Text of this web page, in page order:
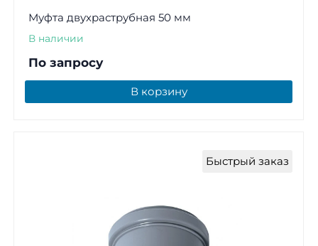
Муфта двухраструбная 50 мм
В наличии
По запросу
В корзину
Быстрый заказ